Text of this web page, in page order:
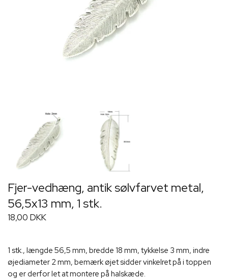
Fjer-vedhæng, antik sølvfarvet metal,
56,5x13 mm, 1 stk.
18,00 DKK
1 stk., længde 56,5 mm, bredde 18 mm, tykkelse 3 mm, indre
øjediameter 2 mm, bemærk øjet sidder vinkelret på i toppen
og er derfor let at montere på halskæde.